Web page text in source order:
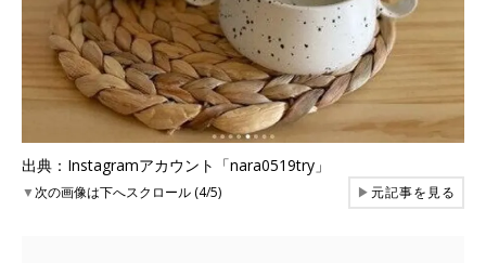
出典：Instagramアカウント「nara0519try」
▼次の画像は下へスクロール (4/5) ▶元記事を見る